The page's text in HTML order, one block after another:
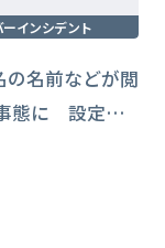
インシデント
の名前などが閲
態に 設定に